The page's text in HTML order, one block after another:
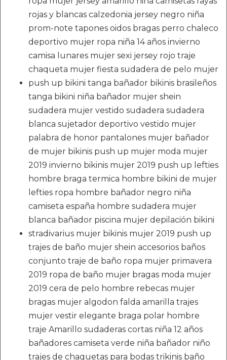
rojas y blancas calzedonia jersey negro niña
prom-note tapones oidos bragas perro chaleco
deportivo mujer ropa niña 14 años invierno
camisa lunares mujer sexi jersey rojo traje
chaqueta mujer fiesta sudadera de pelo mujer
push up bikini tanga bañador bikinis brasileños
tanga bikini niña bañador mujer shein
sudadera mujer vestido sudadera sudadera
blanca sujetador deportivo vestido mujer
palabra de honor pantalones mujer bañador
de mujer bikinis push up mujer moda mujer
2019 invierno bikinis mujer 2019 push up lefties
hombre braga termica hombre bikini de mujer
lefties ropa hombre bañador negro niña
camiseta españa hombre sudadera mujer
blanca bañador piscina mujer depilación bikini
stradivarius mujer bikinis mujer 2019 push up
trajes de baño mujer shein accesorios baños
conjunto traje de baño ropa mujer primavera
2019 ropa de baño mujer bragas moda mujer
2019 cera de pelo hombre rebecas mujer
bragas mujer algodon falda amarilla trajes
mujer vestir elegante braga polar hombre
traje Amarillo sudaderas cortas niña 12 años
bañadores camiseta verde niña bañador niño
trajes de chaquetas para bodas trikinis baño